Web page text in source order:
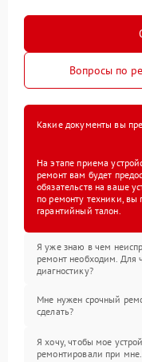
Вопросы по
Какие документы вы
На этапе приема
ремонт вам будет
обязательств на ваше
по ремонту техники, вы
гарантийный талон.
Я уже знаю в чем
ремонт необходим. Для
диагностику?
Мне нужен срочный
сделать?
Я хочу, чтобы мое
ремонтировали при мне.